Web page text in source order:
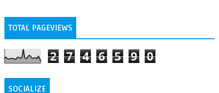
TOTAL PAGEVIEWS
2 7 4 6 5 9 0
SOCIALIZE